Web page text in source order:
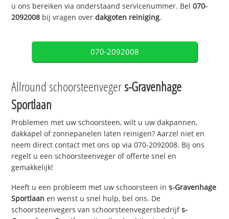
u ons bereiken via onderstaand servicenummer. Bel070-
2092008 bij vragen overdakgoten reiniging.
070-2092008
Allround schoorsteenvegers-Gravenhage
Sportlaan
Problemen met uw schoorsteen, wilt u uw dakpannen,
dakkapel of zonnepanelen laten reinigen? Aarzel niet en
neem direct contact met ons op via 070-2092008. Bij ons
regelt u een schoorsteenveger of offerte snel en
gemakkelijk!
Heeft u een probleem met uw schoorsteen ins-Gravenhage
Sportlaan en wenst u snel hulp, bel ons. De
schoorsteenvegers van schoorsteenvegersbedrijfs-